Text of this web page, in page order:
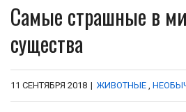
Самые страшные в
существа
11 СЕНТЯБРЯ 2018 | ЖИВОТНЫЕ ,